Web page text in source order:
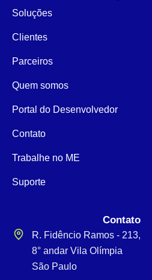
Soluções
Clientes
Parceiros
Quem somos
Portal do Desenvolvedor
Contato
Trabalhe no ME
Suporte
Contato
R. Fidêncio Ramos - 213,
8° andar Vila Olímpia
São Paulo